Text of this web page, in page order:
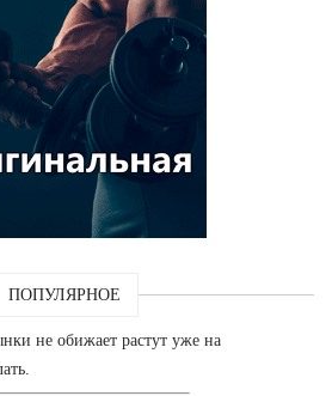
ПОПУЛЯРНОЕ
не обижает растут уже на